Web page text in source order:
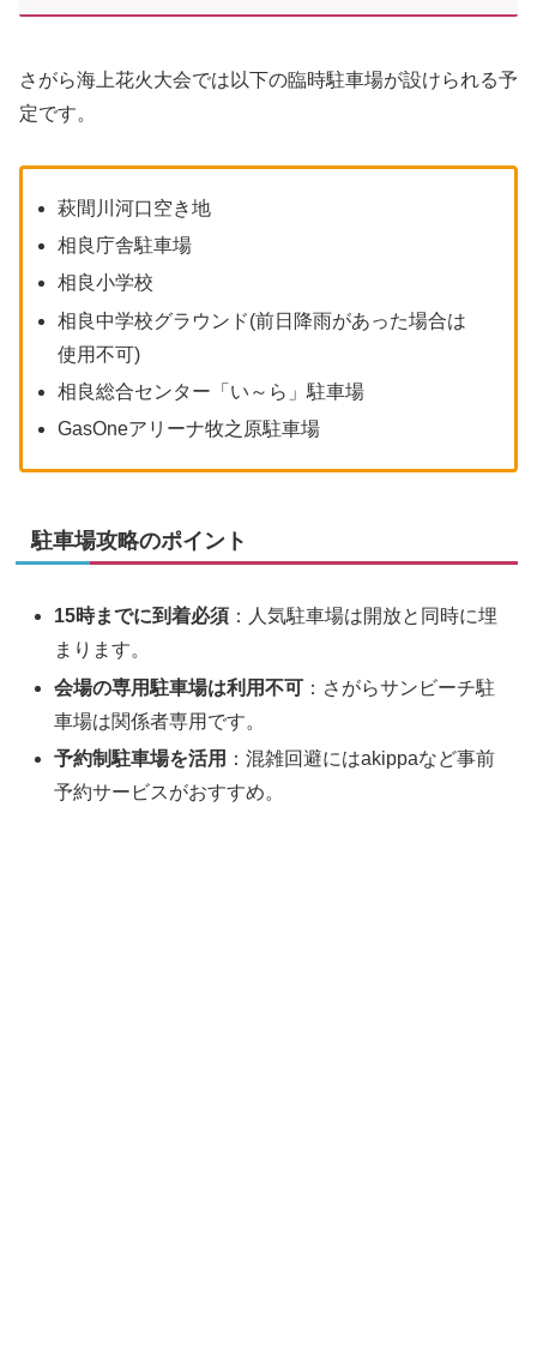
さがら海上花火大会では以下の臨時駐車場が設けられる予
定です。
萩間川河口空き地
相良庁舎駐車場
相良小学校
相良中学校グラウンド(前日降雨があった場合は
使用不可)
相良総合センター「い～ら」駐車場
GasOneアリーナ牧之原駐車場
駐車場攻略のポイント
15時までに到着必須 ：人気駐車場は開放と同時に埋
まります。
会場の専用駐車場は利用不可 ：さがらサンビーチ駐
車場は関係者専用です。
予約制駐車場を活用 ：混雑回避にはakippaなど事前
予約サービスがおすすめ。